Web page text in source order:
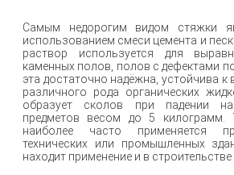
Самым недорогим видом стяжки
использованием смеси цемента и
раствор используется для
каменных полов, полов с дефектами
эта достаточно надёжна, устойчива к
различного рода органических
образует сколов при падении
предметов весом до 5 килограмм.
наиболее часто применяется
технических или промышленных
находит применение и в строительстве